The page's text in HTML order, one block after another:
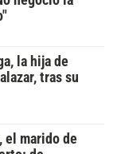
la hija de
tras su
el marido de